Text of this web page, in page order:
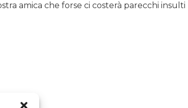
amica che forse ci costerà parecchi insulti